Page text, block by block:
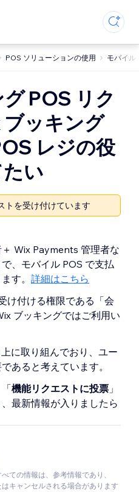
POS ソリューションの使用 モバイル
POS リク
ッキング
レジの役
い
トを受け付けています
Wix Payments 管理者な
、モバイル POS で支払
す。 詳細はこちら
け付ける権限である「会
ブッキングではご利用い
に取り組んでおり、ユー
あると考えています。
機能リクエストに投票 」
最新情報が入りましたら
ての情報は、参考情報であり、
キャンセルされる場合があります